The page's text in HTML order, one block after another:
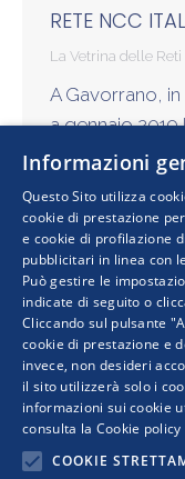
RETE NCC
La Vetrina delle Reti
A Gavorrano,
a gennaio 2019
imprese di
imprenditori
Informazioni
Questo Sito utilizza
cookie di prestazione
e cookie di profilazione
pubblicitari in linea con
Può gestire le
indicate di seguito o
Cliccando sul pulsante
cookie di prestazione e
invece, non desideri
il sito utilizzerà solo i
informazioni sui cookie
consulta la Cookie policy
COOKIE